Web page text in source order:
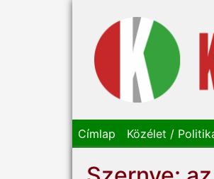
Címlap Közélet /